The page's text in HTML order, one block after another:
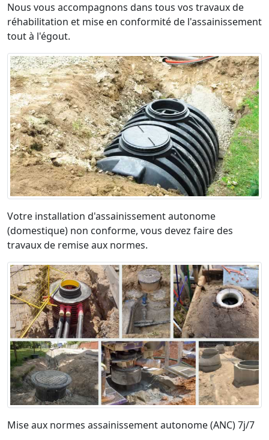
Nous vous accompagnons dans tous vos travaux de
réhabilitation et mise en conformité de l'assainissement
tout à l'égout.
Votre installation d'assainissement autonome
(domestique) non conforme, vous devez faire des
travaux de remise aux normes.
Mise aux normes assainissement autonome (ANC) 7j/7